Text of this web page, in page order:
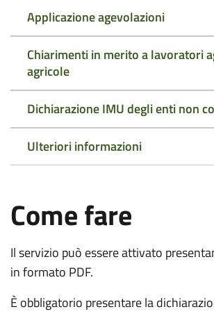
Applicazione agevolazioni
Chiarimenti in merito a lavoratori
agricole
Dichiarazione IMU degli enti non
Ulteriori informazioni
Come fare
Il servizio può essere attivato
in formato PDF.
È obbligatorio presentare la